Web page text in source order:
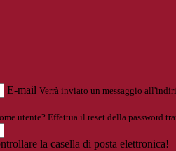
E-mail Verrà inviato un messaggio
utente? Effettua il reset della password
la casella di posta elettronica!